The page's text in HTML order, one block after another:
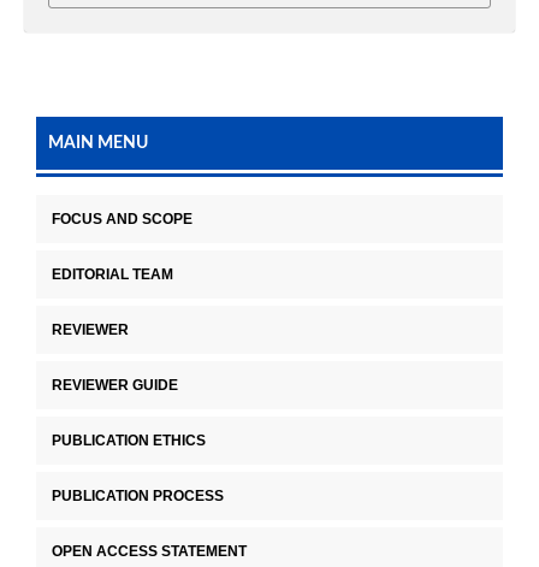
MAIN MENU
FOCUS AND SCOPE
EDITORIAL TEAM
REVIEWER
REVIEWER GUIDE
PUBLICATION ETHICS
PUBLICATION PROCESS
OPEN ACCESS STATEMENT